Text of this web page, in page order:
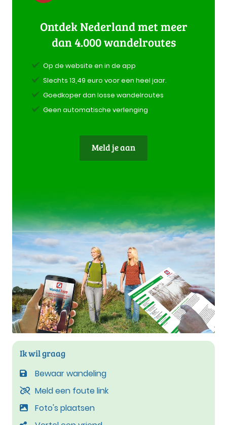
Ontdek Nederland met meer
dan 4.000 wandelroutes
Op de website en in de app
Slechts 13,49 euro voor een heel jaar.
Goedkoper dan losse wandelroutes
Geen automatische verlenging
Meld je aan
Ik wil graag
Bewaar wandeling
Meld een foute link
Foto's plaatsen